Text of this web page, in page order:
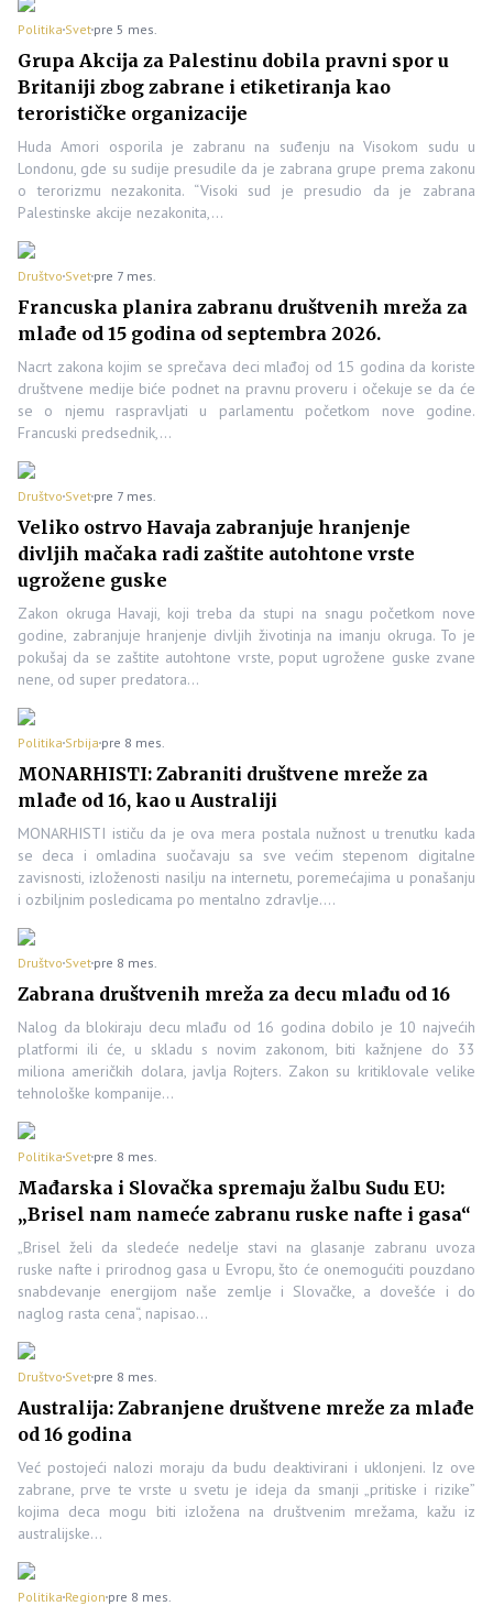
Politika Svet pre 5 mes.
Grupa Akcija za Palestinu dobila pravni spor u
Britaniji zbog zabrane i etiketiranja kao
terorističke organizacije
Huda Amori osporila je zabranu na suđenju na Visokom sudu u
Londonu, gde su sudije presudile da je zabrana grupe prema zakonu
o terorizmu nezakonita. “Visoki sud je presudio da je zabrana
Palestinske akcije nezakonita,…
Društvo Svet pre 7 mes.
Francuska planira zabranu društvenih mreža za
mlađe od 15 godina od septembra 2026.
Nacrt zakona kojim se sprečava deci mlađoj od 15 godina da koriste
društvene medije biće podnet na pravnu proveru i očekuje se da će
se o njemu raspravljati u parlamentu početkom nove godine.
Francuski predsednik,…
Društvo Svet pre 7 mes.
Veliko ostrvo Havaja zabranjuje hranjenje
divljih mačaka radi zaštite autohtone vrste
ugrožene guske
Zakon okruga Havaji, koji treba da stupi na snagu početkom nove
godine, zabranjuje hranjenje divljih životinja na imanju okruga. To je
pokušaj da se zaštite autohtone vrste, poput ugrožene guske zvane
nene, od super predatora…
Politika Srbija pre 8 mes.
MONARHISTI: Zabraniti društvene mreže za
mlađe od 16, kao u Australiji
MONARHISTI ističu da je ova mera postala nužnost u trenutku kada
se deca i omladina suočavaju sa sve većim stepenom digitalne
zavisnosti, izloženosti nasilju na internetu, poremećajima u ponašanju
i ozbiljnim posledicama po mentalno zdravlje.…
Društvo Svet pre 8 mes.
Zabrana društvenih mreža za decu mlađu od 16
Nalog da blokiraju decu mlađu od 16 godina dobilo je 10 najvećih
platformi ili će, u skladu s novim zakonom, biti kažnjene do 33
miliona američkih dolara, javlja Rojters. Zakon su kritiklovale velike
tehnološke kompanije…
Politika Svet pre 8 mes.
Mađarska i Slovačka spremaju žalbu Sudu EU:
„Brisel nam nameće zabranu ruske nafte i gasa“
„Brisel želi da sledeće nedelje stavi na glasanje zabranu uvoza
ruske nafte i prirodnog gasa u Evropu, što će onemogućiti pouzdano
snabdevanje energijom naše zemlje i Slovačke, a dovešće i do
naglog rasta cena“, napisao…
Društvo Svet pre 8 mes.
Australija: Zabranjene društvene mreže za mlađe
od 16 godina
Već postojeći nalozi moraju da budu deaktivirani i uklonjeni. Iz ove
zabrane, prve te vrste u svetu je ideja da smanji „pritiske i rizike”
kojima deca mogu biti izložena na društvenim mrežama, kažu iz
australijske…
Politika Region pre 8 mes.